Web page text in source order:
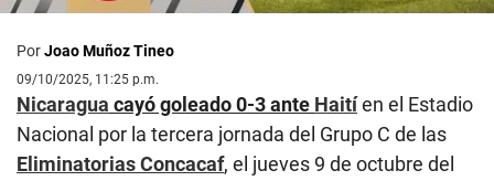
PorJoao Muñoz Tineo
09/10/2025, 11:25 p.m.
Nicaragua cayó goleado 0-3 ante Haitíen el Estadio
Nacional por la tercera jornada del Grupo C de las
Eliminatorias Concacaf, el jueves 9 de octubre del